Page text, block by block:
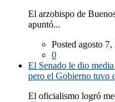
El arzobispo de
apuntó...
Posted agosto 7,
0
El Senado le dio
pero el Gobierno tuvo
El oficialismo logró